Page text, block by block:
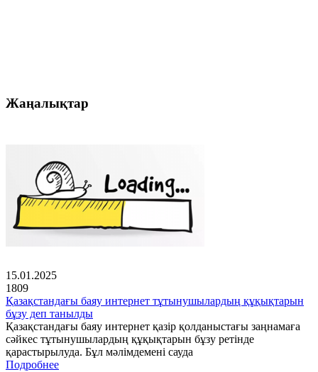
Жаңалықтар
15.01.2025
1809
Қазақстандағы баяу интернет тұтынушылардың құқықтарын
бұзу деп танылды
Қазақстандағы баяу интернет қазір қолданыстағы заңнамаға
сәйкес тұтынушылардың құқықтарын бұзу ретінде
қарастырылуда. Бұл мәлімдемені сауда
Подробнее